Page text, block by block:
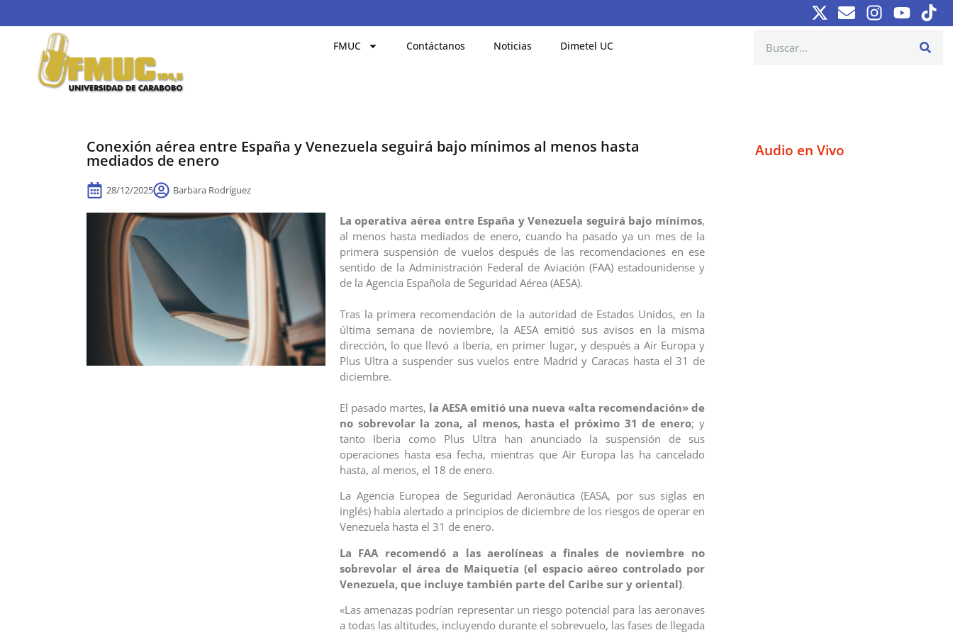
FMUC Contáctanos Noticias Dimetel UC
Conexión aérea entre España y Venezuela seguirá bajo mínimos al menos hasta
mediados de enero
28/12/2025 Barbara Rodríguez
La operativa aérea entre España y Venezuela seguirá bajo mínimos,
al menos hasta mediados de enero, cuando ha pasado ya un mes de la
primera suspensión de vuelos después de las recomendaciones en ese
sentido de la Administración Federal de Aviación (FAA) estadounidense y
de la Agencia Española de Seguridad Aérea (AESA).
Tras la primera recomendación de la autoridad de Estados Unidos, en la
última semana de noviembre, la AESA emitió sus avisos en la misma
dirección, lo que llevó a Iberia, en primer lugar, y después a Air Europa y
Plus Ultra a suspender sus vuelos entre Madrid y Caracas hasta el 31 de
diciembre.
El pasado martes, la AESA emitió una nueva «alta recomendación» de
no sobrevolar la zona, al menos, hasta el próximo 31 de enero; y
tanto Iberia como Plus Ultra han anunciado la suspensión de sus
operaciones hasta esa fecha, mientras que Air Europa las ha cancelado
hasta, al menos, el 18 de enero.
La Agencia Europea de Seguridad Aeronáutica (EASA, por sus siglas en
inglés) había alertado a principios de diciembre de los riesgos de operar en
Venezuela hasta el 31 de enero.
La FAA recomendó a las aerolíneas a finales de noviembre no
sobrevolar el área de Maiquetía (el espacio aéreo controlado por
Venezuela, que incluye también parte del Caribe sur y oriental).
«Las amenazas podrían representar un riesgo potencial para las aeronaves
a todas las altitudes, incluyendo durante el sobrevuelo, las fases de llegada
Audio en Vivo